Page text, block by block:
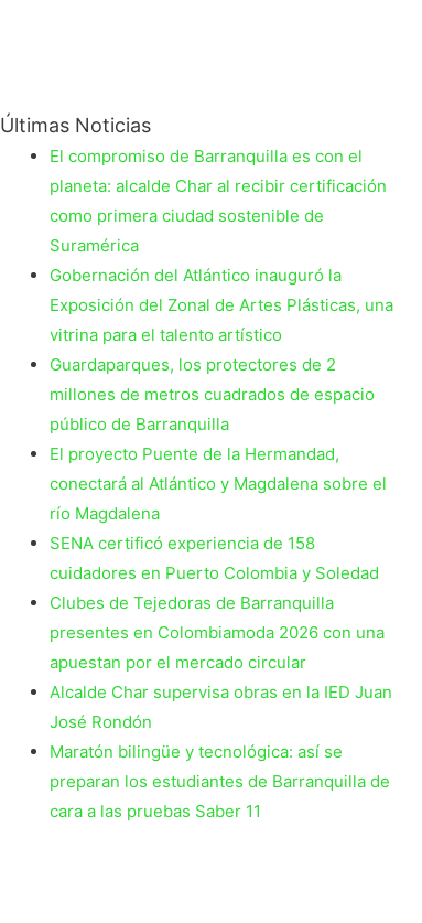
Últimas Noticias
El compromiso de Barranquilla es con el
planeta: alcalde Char al recibir certificación
como primera ciudad sostenible de
Suramérica
Gobernación del Atlántico inauguró la
Exposición del Zonal de Artes Plásticas, una
vitrina para el talento artístico
Guardaparques, los protectores de 2
millones de metros cuadrados de espacio
público de Barranquilla
El proyecto Puente de la Hermandad,
conectará al Atlántico y Magdalena sobre el
río Magdalena
SENA certificó experiencia de 158
cuidadores en Puerto Colombia y Soledad
Clubes de Tejedoras de Barranquilla
presentes en Colombiamoda 2026 con una
apuestan por el mercado circular
Alcalde Char supervisa obras en la IED Juan
José Rondón
Maratón bilingüe y tecnológica: así se
preparan los estudiantes de Barranquilla de
cara a las pruebas Saber 11